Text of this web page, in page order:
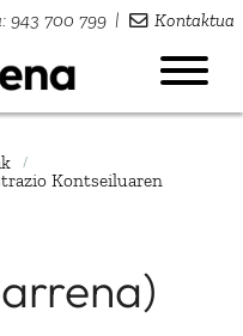
943 700 799 | Kontaktua
/
Kontseiluaren